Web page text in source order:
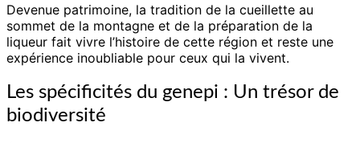
Devenue patrimoine, la tradition de la cueillette au
sommet de la montagne et de la préparation de la
liqueur fait vivre l’histoire de cette région et reste une
expérience inoubliable pour ceux qui la vivent.
Les spécificités du genepi : Un trésor de
biodiversité